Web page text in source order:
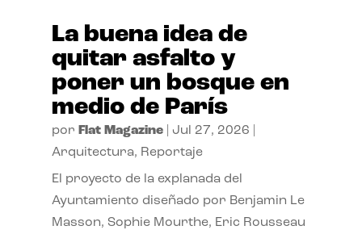
La buena idea de
quitar asfalto y
poner un bosque en
medio de París
por Flat Magazine| Jul 27, 2026
Arquitectura, Reportaje
El proyecto de la explanada del
Ayuntamiento diseñado por Benjamin Le
Masson, Sophie Mourthe, Eric Rousseau